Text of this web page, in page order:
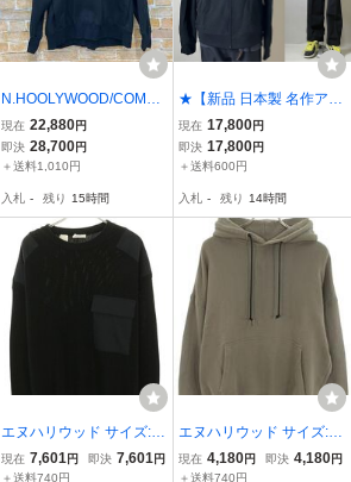
N.HOOLYWOOD/COMPIL
E HOODIE/2242-CS08-0
25/エヌハリウッド/コンパ
イル フーディー/パーカ
ード
現在 22,880円
即決 28,700円
＋送料1,010円
入札 - 残り 15時間
★【新品 日本製 名作アー
カイブ 定価24,200円】n.
hoolywood Under Wear
ミスターハリウッド 47PI
ト パーカー 44
現在 17,800円
即決 17,800円
＋送料600円
入札 - 残り 14時間
エヌハリウッド サイズ:40
9202-KT01-078 MIL SPE
Cプリントミリタリーウ
現在 7,601 円 即決 7,601 円
＋送料740円
エヌハリウッド サイズ:40
18AW 182-CS01-008 プ
ルオーバートリプルステ
現在 4,180円 即決 4,180円
＋送料740円